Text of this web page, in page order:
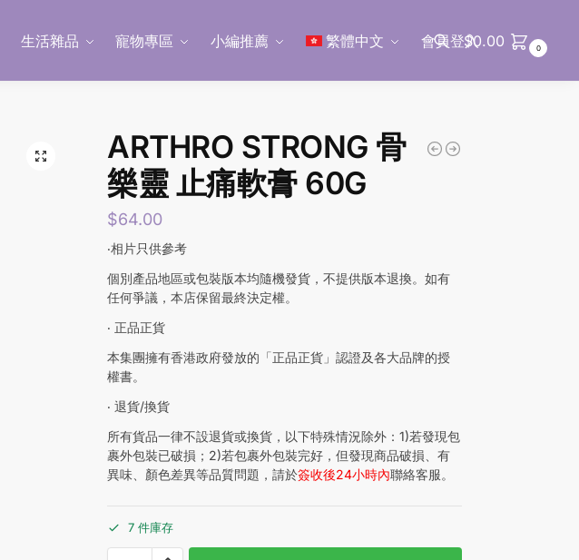
生活雜品 寵物專區 小編推薦 繁體中文 會員登入
$0.00 0
ARTHRO STRONG 骨
樂靈 止痛軟膏 60G
$64.00
‧相片只供參考
個別產品地區或包裝版本均隨機發貨，不提供版本退換。如有
任何爭議，本店保留最終決定權。
‧ 正品正貨
本集團擁有香港政府發放的「正品正貨」認證及各大品牌的授
權書。
‧ 退貨/換貨
所有貨品一律不設退貨或換貨，以下特殊情況除外：1)若發現包
裹外包裝已破損；2)若包裹外包裝完好，但發現商品破損、有
異味、顏色差異等品質問題，請於簽收後24小時內聯絡客服。
7 件庫存